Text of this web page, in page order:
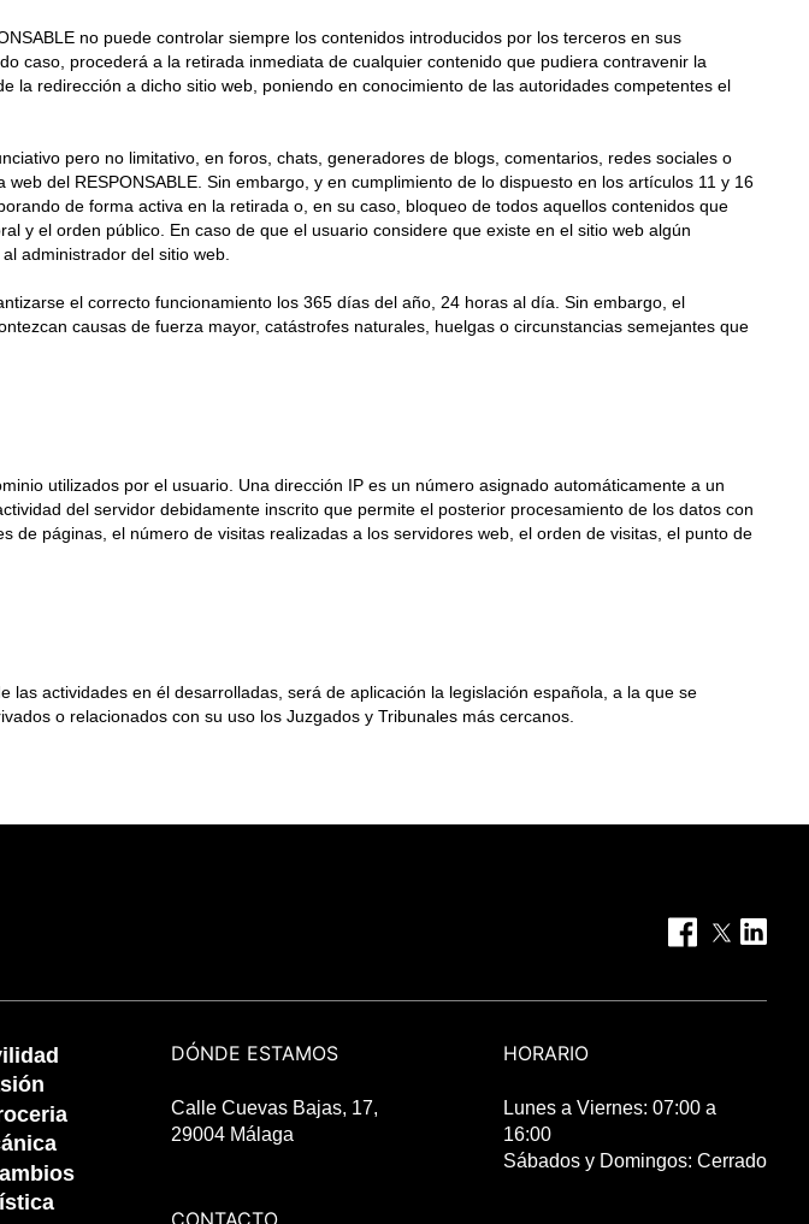
no puede controlar siempre los contenidos introducidos por los terceros en sus
caso, procederá a la retirada inmediata de cualquier contenido que pudiera contravenir la
redirección a dicho sitio web, poniendo en conocimiento de las autoridades competentes el
pero no limitativo, en foros, chats, generadores de blogs, comentarios, redes sociales o
del RESPONSABLE. Sin embargo, y en cumplimiento de lo dispuesto en los artículos 11 y 16
de forma activa en la retirada o, en su caso, bloqueo de todos aquellos contenidos que
y el orden público. En caso de que el usuario considere que existe en el sitio web algún
administrador del sitio web.
el correcto funcionamiento los 365 días del año, 24 horas al día. Sin embargo, el
causas de fuerza mayor, catástrofes naturales, huelgas o circunstancias semejantes que
utilizados por el usuario. Una dirección IP es un número asignado automáticamente a un
del servidor debidamente inscrito que permite el posterior procesamiento de los datos con
páginas, el número de visitas realizadas a los servidores web, el orden de visitas, el punto de
actividades en él desarrolladas, será de aplicación la legislación española, a la que se
o relacionados con su uso los Juzgados y Tribunales más cercanos.
DÓNDE ESTAMOS
Calle Cuevas Bajas, 17,
29004 Málaga
CONTACTO
HORARIO
Lunes a Viernes: 07:00 a
16:00
Sábados y Domingos: Cerrado